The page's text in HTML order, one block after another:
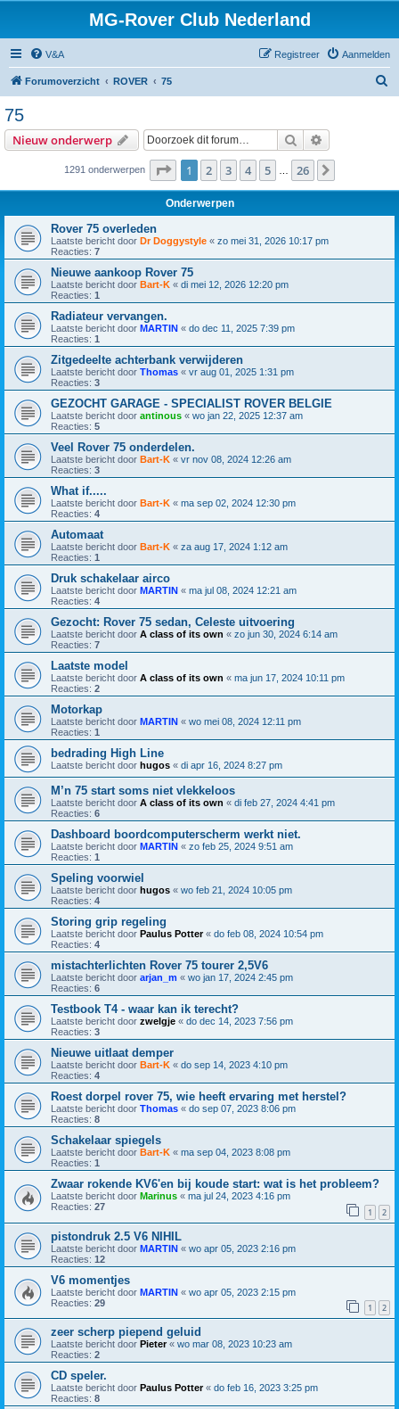
MG-Rover Club Nederland
V&A Aanmelden
Registreer
Forumoverzicht ROVER 75
75
Nieuw onderwerp Zoek
1291 onderwerpen Pagina van 26
1 2 3 4 5 26
Onderwerpen
Rover 75 overleden
Laatste bericht door Dr Doggystyle « zo mei 31, 2026 10:17 pm
Reacties: 7
Nieuwe aankoop Rover 75
Laatste bericht door Bart-K « di mei 12, 2026 12:20 pm
Reacties: 1
Radiateur vervangen.
Laatste bericht door MARTIN « do dec 11, 2025 7:39 pm
Reacties: 1
Zitgedeelte achterbank verwijderen
Laatste bericht door Thomas « vr aug 01, 2025 1:31 pm
Reacties: 3
GEZOCHT GARAGE - SPECIALIST ROVER BELGIE
Laatste bericht door antinous « wo jan 22, 2025 12:37 am
Reacties: 5
Veel Rover 75 onderdelen.
Laatste bericht door Bart-K « vr nov 08, 2024 12:26 am
Reacties: 3
What if.....
Laatste bericht door Bart-K « ma sep 02, 2024 12:30 pm
Reacties: 4
Automaat
Laatste bericht door Bart-K « za aug 17, 2024 1:12 am
Reacties: 1
Druk schakelaar airco
Laatste bericht door MARTIN « ma jul 08, 2024 12:21 am
Reacties: 4
Gezocht: Rover 75 sedan, Celeste uitvoering
Laatste bericht door A class of its own « zo jun 30, 2024 6:14 am
Reacties: 7
Laatste model
Laatste bericht door A class of its own « ma jun 17, 2024 10:11 pm
Reacties: 2
Motorkap
Laatste bericht door MARTIN « wo mei 08, 2024 12:11 pm
Reacties: 1
bedrading High Line
Laatste bericht door hugos « di apr 16, 2024 8:27 pm
M’n 75 start soms niet vlekkeloos
Laatste bericht door A class of its own « di feb 27, 2024 4:41 pm
Reacties: 6
Dashboard boordcomputerscherm werkt niet.
Laatste bericht door MARTIN « zo feb 25, 2024 9:51 am
Reacties: 1
Speling voorwiel
Laatste bericht door hugos « wo feb 21, 2024 10:05 pm
Reacties: 4
Storing grip regeling
Laatste bericht door Paulus Potter« do feb 08, 2024 10:54 pm
Reacties: 4
mistachterlichten Rover 75 tourer 2,5V6
Laatste bericht door arjan_m « wo jan 17, 2024 2:45 pm
Reacties: 6
Testbook T4 - waar kan ik terecht?
Laatste bericht door zwelgje « do dec 14, 2023 7:56 pm
Reacties: 3
Nieuwe uitlaat demper
Laatste bericht door Bart-K « do sep 14, 2023 4:10 pm
Reacties: 4
Roest dorpel rover 75, wie heeft ervaring met herstel?
Laatste bericht door Thomas « do sep 07, 2023 8:06 pm
Reacties: 8
Schakelaar spiegels
Laatste bericht door Bart-K « ma sep 04, 2023 8:08 pm
Reacties: 1
Zwaar rokende KV6'en bij koude start: wat is het probleem?
Laatste bericht door Marinus « ma jul 24, 2023 4:16 pm
Reacties: 27 1 2
pistondruk 2.5 V6 NIHIL
Laatste bericht door MARTIN « wo apr 05, 2023 2:16 pm
Reacties: 12
V6 momentjes
Laatste bericht door MARTIN « wo apr 05, 2023 2:15 pm
Reacties: 29 1 2
zeer scherp piepend geluid
Laatste bericht door Pieter« wo mar 08, 2023 10:23 am
Reacties: 2
CD speler.
Laatste bericht door Paulus Potter« do feb 16, 2023 3:25 pm
Reacties: 8